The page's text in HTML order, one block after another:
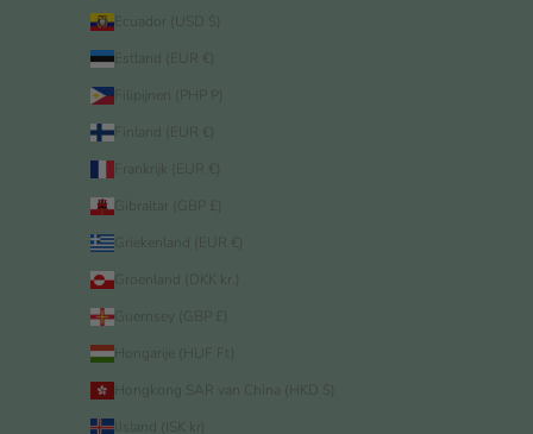
Ecuador (USD $)
Estland (EUR €)
Filipijnen (PHP ₱)
Finland (EUR €)
Frankrijk (EUR €)
Gibraltar (GBP £)
Griekenland (EUR €)
Groenland (DKK kr.)
Guernsey (GBP £)
Hongarije (HUF Ft)
Hongkong SAR van China (HKD $)
IJsland (ISK kr)